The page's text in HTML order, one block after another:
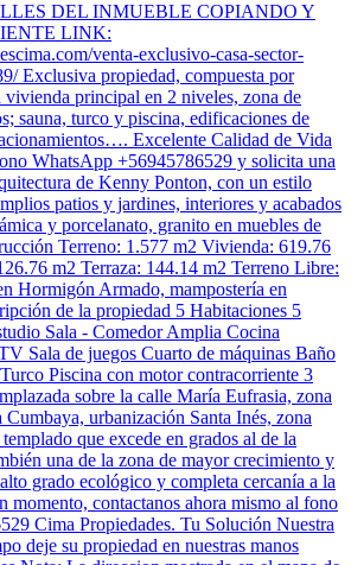
DEL INMUEBLE COPIANDO Y
LINK:
venta-exclusivo-casa-sector-
Exclusiva propiedad, compuesta por
principal en 2 niveles, zona de
sauna, turco y piscina, edificaciones de
Excelente Calidad de Vida
WhatsApp +56945786529 y solicita una
de Kenny Ponton, con un estilo
patios y jardines, interiores y acabados
y porcelanato, granito en muebles de
Terreno: 1.577 m2 Vivienda: 619.76
m2 Terraza: 144.14 m2 Terreno Libre:
Hormigón Armado, mampostería en
de la propiedad 5 Habitaciones 5
Sala - Comedor Amplia Cocina
Sala de juegos Cuarto de máquinas Baño
Piscina con motor contracorriente 3
sobre la calle María Eufrasia, zona
urbanización Santa Inés, zona
que excede en grados al de la
una de la zona de mayor crecimiento y
grado ecológico y completa cercanía a la
momento, contactanos ahora mismo al fono
Cima Propiedades. Tu Solución Nuestra
deje su propiedad en nuestras manos